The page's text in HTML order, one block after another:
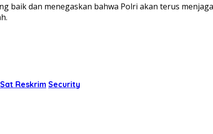
baik dan menegaskan bahwa Polri akan terus
Sat Reskrim Security